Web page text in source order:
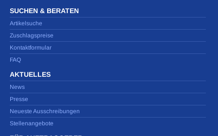
SUCHEN & BERATEN
Artikelsuche
Zuschlagspreise
Kontaktformular
FAQ
AKTUELLES
News
Presse
Neueste Ausschreibungen
Stellenangebote